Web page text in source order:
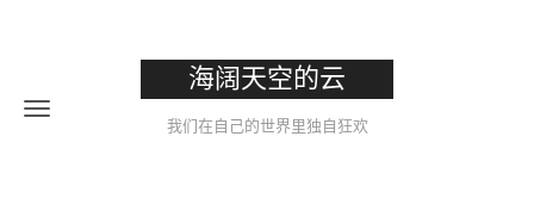
海阔天空的云
我们在自己的世界里独自狂欢